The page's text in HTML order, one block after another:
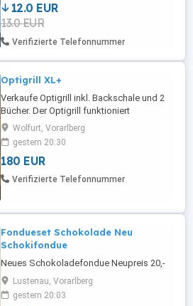
12.0 EUR
13.0 EUR
Verifizierte Telefonnummer
Optigrill XL+
Verkaufe Optigrill inkl. Backschale und 2
Bücher. Der Optigrill funktioniert
einwandfrei. Platten und Backschale
können im Geschirrspüler gereinigt
werden. Nur Abholung in Wolfurt.
Wolfurt, Vorarlberg
gestern 20:30
180 EUR
Verifizierte Telefonnummer
Fondueset Schokolade Neu
Schokifondue
Neues Schokoladefondue Neupreis 20,-
Lustenau, Vorarlberg
gestern 20:03